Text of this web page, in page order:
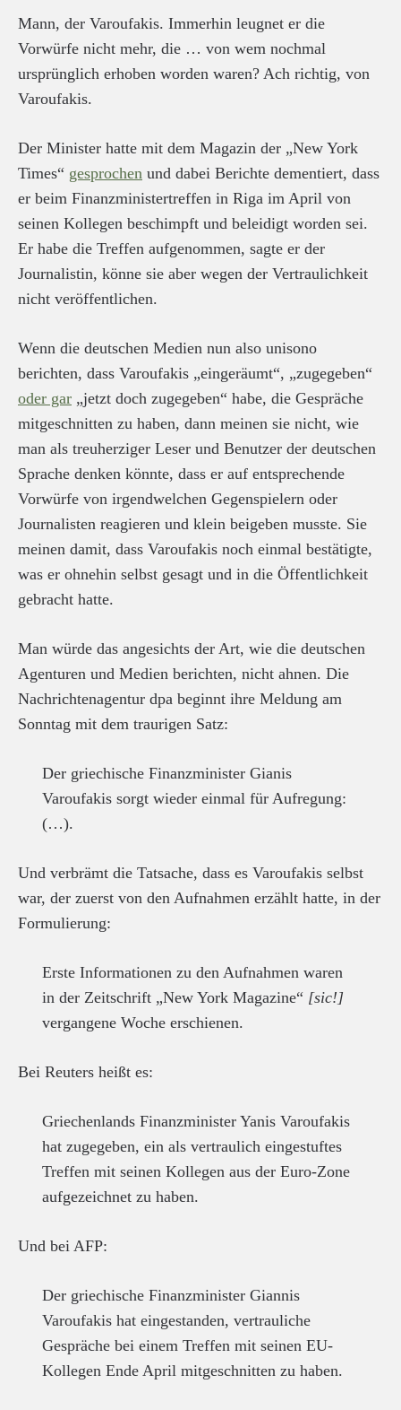
Mann, der Varoufakis. Immerhin leugnet er die
Vorwürfe nicht mehr, die … von wem nochmal
ursprünglich erhoben worden waren? Ach richtig, von
Varoufakis.
Der Minister hatte mit dem Magazin der „New York
Times“ gesprochen und dabei Berichte dementiert, dass
er beim Finanzministertreffen in Riga im April von
seinen Kollegen beschimpft und beleidigt worden sei.
Er habe die Treffen aufgenommen, sagte er der
Journalistin, könne sie aber wegen der Vertraulichkeit
nicht veröffentlichen.
Wenn die deutschen Medien nun also unisono
berichten, dass Varoufakis „eingeräumt“, „zugegeben“
oder gar „jetzt doch zugegeben“ habe, die Gespräche
mitgeschnitten zu haben, dann meinen sie nicht, wie
man als treuherziger Leser und Benutzer der deutschen
Sprache denken könnte, dass er auf entsprechende
Vorwürfe von irgendwelchen Gegenspielern oder
Journalisten reagieren und klein beigeben musste. Sie
meinen damit, dass Varoufakis noch einmal bestätigte,
was er ohnehin selbst gesagt und in die Öffentlichkeit
gebracht hatte.
Man würde das angesichts der Art, wie die deutschen
Agenturen und Medien berichten, nicht ahnen. Die
Nachrichtenagentur dpa beginnt ihre Meldung am
Sonntag mit dem traurigen Satz:
Der griechische Finanzminister Gianis
Varoufakis sorgt wieder einmal für Aufregung:
(…).
Und verbrämt die Tatsache, dass es Varoufakis selbst
war, der zuerst von den Aufnahmen erzählt hatte, in der
Formulierung:
Erste Informationen zu den Aufnahmen waren
in der Zeitschrift „New York Magazine“ [sic!]
vergangene Woche erschienen.
Bei Reuters heißt es:
Griechenlands Finanzminister Yanis Varoufakis
hat zugegeben, ein als vertraulich eingestuftes
Treffen mit seinen Kollegen aus der Euro-Zone
aufgezeichnet zu haben.
Und bei AFP:
Der griechische Finanzminister Giannis
Varoufakis hat eingestanden, vertrauliche
Gespräche bei einem Treffen mit seinen EU-
Kollegen Ende April mitgeschnitten zu haben.